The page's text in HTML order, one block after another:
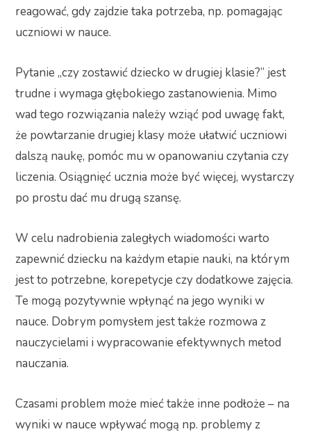
reagować, gdy zajdzie taka potrzeba, np. pomagając
uczniowi w nauce.
Pytanie „czy zostawić dziecko w drugiej klasie?” jest
trudne i wymaga głębokiego zastanowienia. Mimo
wad tego rozwiązania należy wziąć pod uwagę fakt,
że powtarzanie drugiej klasy może ułatwić uczniowi
dalszą naukę, pomóc mu w opanowaniu czytania czy
liczenia. Osiągnięć ucznia może być więcej, wystarczy
po prostu dać mu drugą szansę.
W celu nadrobienia zaległych wiadomości warto
zapewnić dziecku na każdym etapie nauki, na którym
jest to potrzebne, korepetycje czy dodatkowe zajęcia.
Te mogą pozytywnie wpłynąć na jego wyniki w
nauce. Dobrym pomysłem jest także rozmowa z
nauczycielami i wypracowanie efektywnych metod
nauczania.
Czasami problem może mieć także inne podłoże – na
wyniki w nauce wpływać mogą np. problemy z